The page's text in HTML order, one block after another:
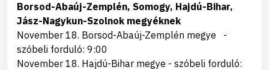
Borsod-Abaúj-Zemplén, Somogy, Hajdú-Bihar,
Jász-Nagykun-Szolnok megyéknek
November 18. Borsod-Abaúj-Zemplén megye -
szóbeli forduló: 9:00
November 18. Hajdú-Bihar megye - szóbeli forduló: